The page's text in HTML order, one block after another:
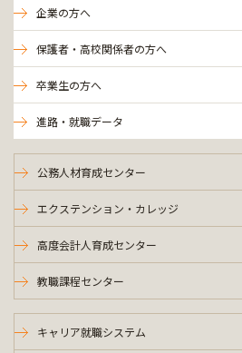
企業の方へ
保護者・高校関係者の方へ
卒業生の方へ
進路・就職データ
公務人材育成センター
エクステンション・カレッジ
高度会計人育成センター
教職課程センター
キャリア就職システム